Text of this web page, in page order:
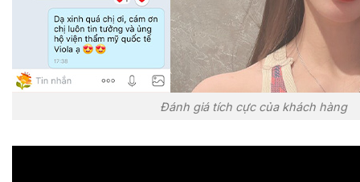
Đánh giá tích cực của khách hàng